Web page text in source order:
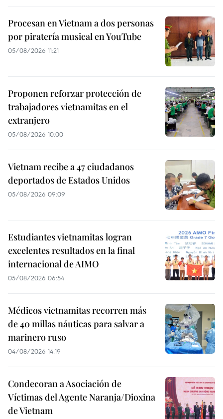
Procesan en Vietnam a dos personas
por piratería musical en YouTube
05/08/2026 11:21
Proponen reforzar protección de
trabajadores vietnamitas en el
extranjero
05/08/2026 10:00
Vietnam recibe a 47 ciudadanos
deportados de Estados Unidos
05/08/2026 09:09
Estudiantes vietnamitas logran
excelentes resultados en la final
internacional de AIMO
05/08/2026 06:54
Médicos vietnamitas recorren más
de 40 millas náuticas para salvar a
marinero ruso
04/08/2026 14:19
Condecoran a Asociación de
Víctimas del Agente Naranja/Dioxina
de Vietnam